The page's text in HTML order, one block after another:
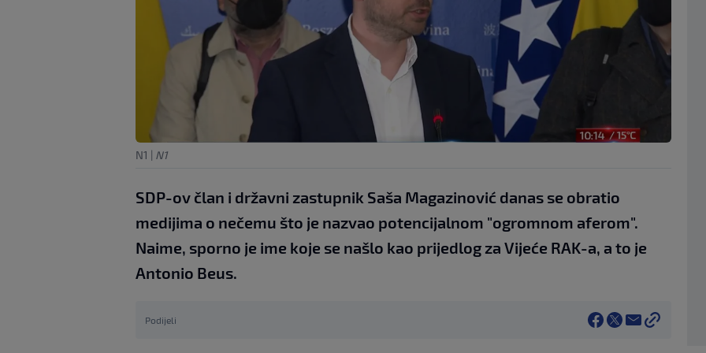
N1 | N1
SDP-ov član i državni zastupnik Saša Magazinović danas se obratio
medijima o nečemu što je nazvao potencijalnom "ogromnom aferom".
Naime, sporno je ime koje se našlo kao prijedlog za Vijeće RAK-a, a to je
Antonio Beus.
Podijeli